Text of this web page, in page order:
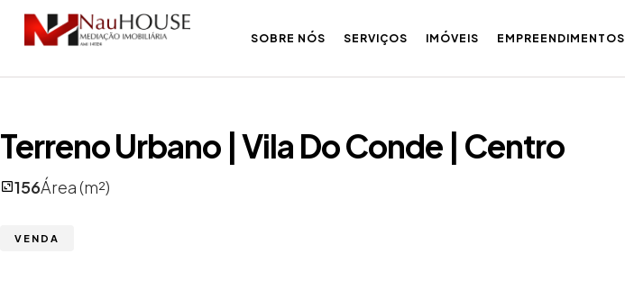
SOBRE NÓS SERVIÇOS IMÓVEIS EMPREENDIMENTOS
Terreno Urbano | Vila Do Conde | Centro
Área (m²)
156
VENDA